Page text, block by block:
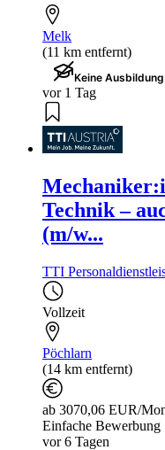
Melk
(11 km entfernt)
Keine
vor 1 Tag
Technik –
(m/w...
TTI
Vollzeit
Pöchlarn
(14 km entfernt)
ab 3070,06 EUR/
Einfache Bewerbung
vor 6 Tagen